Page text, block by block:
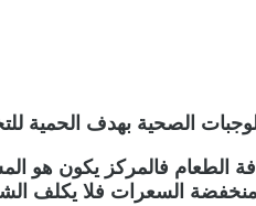
الصحية بهدف الحمية
الطعام فالمركز يكون
السعرات فلا يكلف